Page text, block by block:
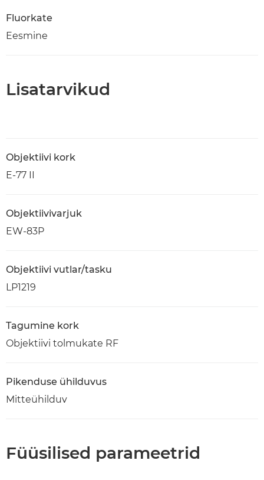
Fluorkate
Eesmine
Lisatarvikud
Objektiivi kork
E-77 II
Objektiivivarjuk
EW-83P
Objektiivi vutlar/tasku
LP1219
Tagumine kork
Objektiivi tolmukate RF
Pikenduse ühilduvus
Mitteühilduv
Füüsilised parameetrid